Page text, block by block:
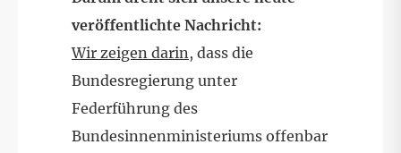
veröffentlichte Nachricht:
Wir zeigen darin , dass die
Bundesregierung unter
Federführung des
Bundesinnenministeriums offenbar